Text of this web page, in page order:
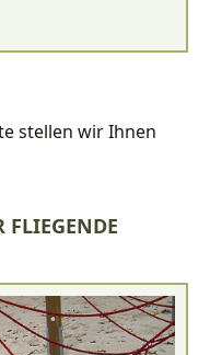
stellen wir Ihnen
FLIEGENDE